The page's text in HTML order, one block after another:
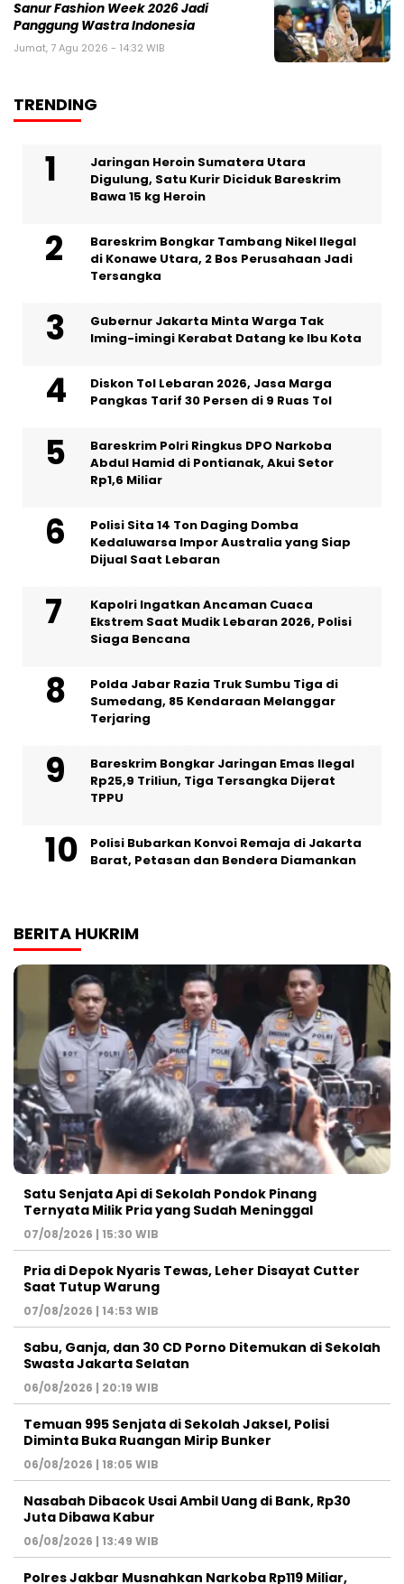
Sanur Fashion Week 2026 Jadi
Panggung Wastra Indonesia
Jumat, 7 Agu 2026 - 14:32 WIB
TRENDING
Jaringan Heroin Sumatera Utara
Digulung, Satu Kurir Diciduk Bareskrim
Bawa 15 kg Heroin
Bareskrim Bongkar Tambang Nikel Ilegal
di Konawe Utara, 2 Bos Perusahaan Jadi
Tersangka
Gubernur Jakarta Minta Warga Tak
Iming-imingi Kerabat Datang ke Ibu Kota
Diskon Tol Lebaran 2026, Jasa Marga
Pangkas Tarif 30 Persen di 9 Ruas Tol
Bareskrim Polri Ringkus DPO Narkoba
Abdul Hamid di Pontianak, Akui Setor
Rp1,6 Miliar
Polisi Sita 14 Ton Daging Domba
Kedaluwarsa Impor Australia yang Siap
Dijual Saat Lebaran
Kapolri Ingatkan Ancaman Cuaca
Ekstrem Saat Mudik Lebaran 2026, Polisi
Siaga Bencana
Polda Jabar Razia Truk Sumbu Tiga di
Sumedang, 85 Kendaraan Melanggar
Terjaring
Bareskrim Bongkar Jaringan Emas Ilegal
Rp25,9 Triliun, Tiga Tersangka Dijerat
TPPU
Polisi Bubarkan Konvoi Remaja di Jakarta
Barat, Petasan dan Bendera Diamankan
BERITA HUKRIM
Satu Senjata Api di Sekolah Pondok Pinang
Ternyata Milik Pria yang Sudah Meninggal
07/08/2026 | 15:30 WIB
Pria di Depok Nyaris Tewas, Leher Disayat Cutter
Saat Tutup Warung
07/08/2026 | 14:53 WIB
Sabu, Ganja, dan 30 CD Porno Ditemukan di Sekolah
Swasta Jakarta Selatan
06/08/2026 | 20:19 WIB
Temuan 995 Senjata di Sekolah Jaksel, Polisi
Diminta Buka Ruangan Mirip Bunker
06/08/2026 | 18:05 WIB
Nasabah Dibacok Usai Ambil Uang di Bank, Rp30
Juta Dibawa Kabur
06/08/2026 | 13:49 WIB
Polres Jakbar Musnahkan Narkoba Rp119 Miliar,